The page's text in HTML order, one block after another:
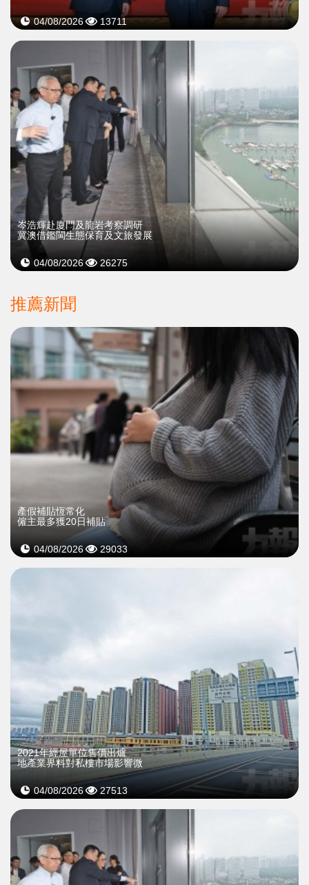
04/08/2026 13711
岑浩輝赴廈門及龍岩考察調研
冀澳借鑑閩生態保育及文旅發展
04/08/2026 26275
推薦新聞
產假補貼恆常化
僱主最多獲20日補貼
04/08/2026 29033
2021年經屋單位售價出爐
地產業界料對私樓市場影響微
04/08/2026 27513